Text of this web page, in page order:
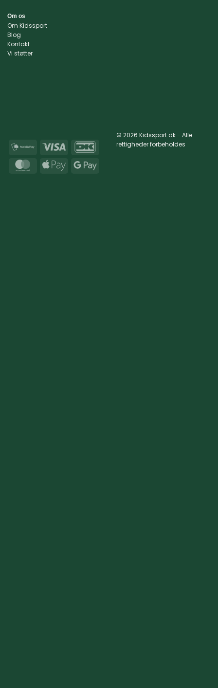
Om os
Om Kidssport
Blog
Kontakt
Vi støtter
MobilePay Visa DanKort
MasterCardApple
Google
© 2026 Kidssport.dk - Alle
rettigheder forbeholdes